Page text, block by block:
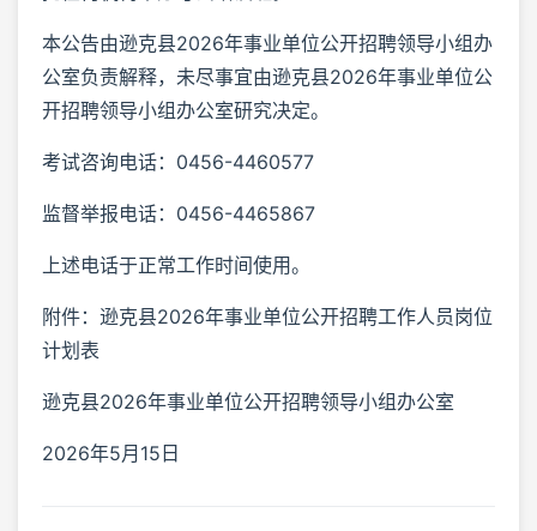
本公告由逊克县2026年事业单位公开招聘领导小组办
公室负责解释，未尽事宜由逊克县2026年事业单位公
开招聘领导小组办公室研究决定。
考试咨询电话：0456-4460577
监督举报电话：0456-4465867
上述电话于正常工作时间使用。
附件：逊克县2026年事业单位公开招聘工作人员岗位
计划表
逊克县2026年事业单位公开招聘领导小组办公室
2026年5月15日